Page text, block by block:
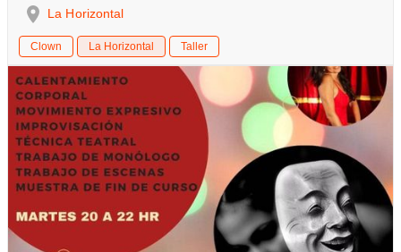
La Horizontal
Clown La Horizontal Taller